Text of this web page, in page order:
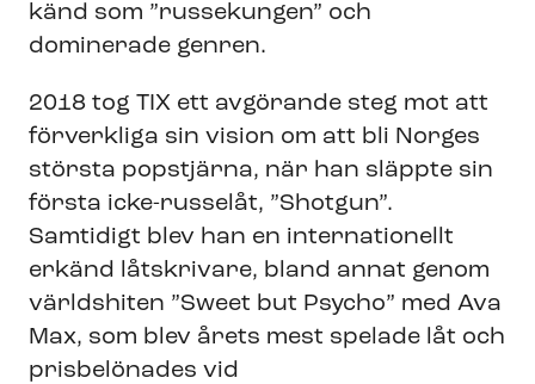
känd som ”russekungen” och
dominerade genren.
2018 tog TIX ett avgörande steg mot att
förverkliga sin vision om att bli Norges
största popstjärna, när han släppte sin
första icke-russelåt, ”Shotgun”.
Samtidigt blev han en internationellt
erkänd låtskrivare, bland annat genom
världshiten ”Sweet but Psycho” med Ava
Max, som blev årets mest spelade låt och
prisbelönades vid